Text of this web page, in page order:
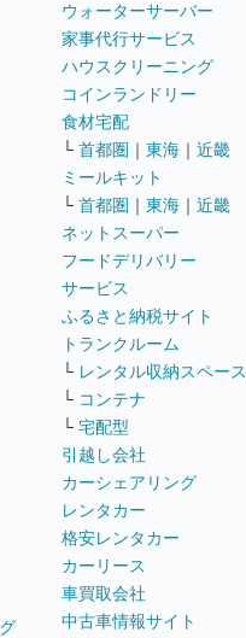
ウォーターサーバー
家事代行サービス
ハウスクリーニング
コインランドリー
食材宅配
└ 首都圏 ｜ 東海 ｜ 近畿
ミールキット
└ 首都圏 ｜ 東海 ｜ 近畿
ネットスーパー
フードデリバリー
サービス
ふるさと納税サイト
トランクルーム
└ レンタル収納スペース
└ コンテナ
└ 宅配型
引越し会社
カーシェアリング
レンタカー
格安レンタカー
カーリース
車買取会社
中古車情報サイト